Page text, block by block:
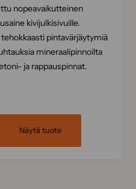
nopeavaikutteinen
kivijulkisivuille.
tehokkaasti pintavärjäytymiä
mineraalipinnoilta
ja rappauspinnat.
Näytä tuote